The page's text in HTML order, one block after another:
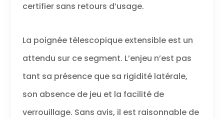
certifier sans retours d’usage.
La poignée télescopique extensible est un
attendu sur ce segment. L’enjeu n’est pas
tant sa présence que sa rigidité latérale,
son absence de jeu et la facilité de
verrouillage. Sans avis, il est raisonnable de